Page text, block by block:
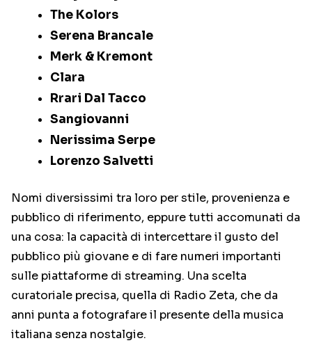
The Kolors
Serena Brancale
Merk & Kremont
Clara
Rrari Dal Tacco
Sangiovanni
Nerissima Serpe
Lorenzo Salvetti
Nomi diversissimi tra loro per stile, provenienza e
pubblico di riferimento, eppure tutti accomunati da
una cosa: la capacità di intercettare il gusto del
pubblico più giovane e di fare numeri importanti
sulle piattaforme di streaming. Una scelta
curatoriale precisa, quella di Radio Zeta, che da
anni punta a fotografare il presente della musica
italiana senza nostalgie.